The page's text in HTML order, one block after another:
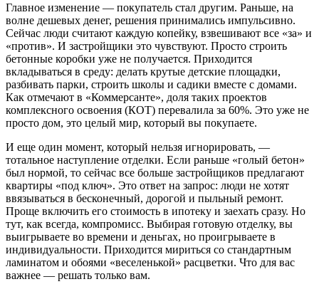
Главное изменение — покупатель стал другим. Раньше, на
волне дешевых денег, решения принимались импульсивно.
Сейчас люди считают каждую копейку, взвешивают все «за» и
«против». И застройщики это чувствуют. Просто строить
бетонные коробки уже не получается. Приходится
вкладываться в среду: делать крутые детские площадки,
разбивать парки, строить школы и садики вместе с домами.
Как отмечают в «Коммерсанте», доля таких проектов
комплексного освоения (КОТ) перевалила за 60%. Это уже не
просто дом, это целый мир, который вы покупаете.
И еще один момент, который нельзя игнорировать, —
тотальное наступление отделки. Если раньше «голый бетон»
был нормой, то сейчас все больше застройщиков предлагают
квартиры «под ключ». Это ответ на запрос: люди не хотят
ввязываться в бесконечный, дорогой и пыльный ремонт.
Проще включить его стоимость в ипотеку и заехать сразу. Но
тут, как всегда, компромисс. Выбирая готовую отделку, вы
выигрываете во времени и деньгах, но проигрываете в
индивидуальности. Приходится мириться со стандартным
ламинатом и обоями «веселенькой» расцветки. Что для вас
важнее — решать только вам.